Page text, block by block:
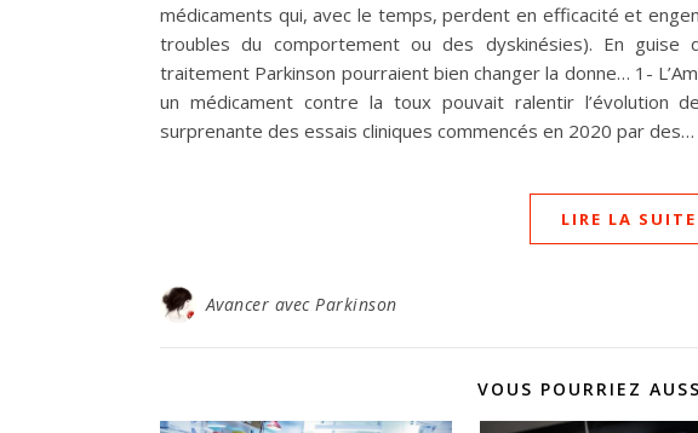
médicaments qui, avec le temps, perdent en efficacité et
troubles du comportement ou des dyskinésies). En guise
traitement Parkinson pourraient bien changer la donne… 1-
un médicament contre la toux pouvait ralentir l’évolution
surprenante des essais cliniques commencés en 2020 par des…
LIRE LA SUITE
Avancer avec Parkinson
VOUS POURRIEZ